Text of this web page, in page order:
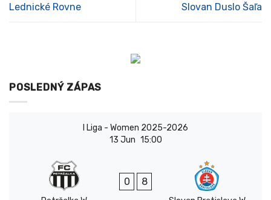
Lednické Rovne Slovan Duslo Šaľa
POSLEDNÝ ZÁPAS
I Liga - Women 2025-2026
13 Jun 15:00
0 8